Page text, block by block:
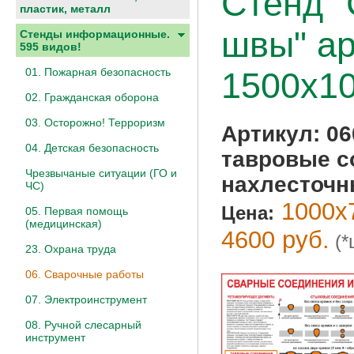
пластик, металл
Стенды информационные.
595 видов!
01. Пожарная безопасность
02. Гражданская оборона
03. Осторожно! Терроризм
04. Детская безопасность
Чрезвычаные ситуации (ГО и
ЧС)
05. Первая помощь
(медицинская)
23. Охрана труда
06. Сварочные работы
07. Электроинструмент
08. Ручной слесарный
инструмент
швы"
Артикул:
тавровые
Цена:
4600 руб.